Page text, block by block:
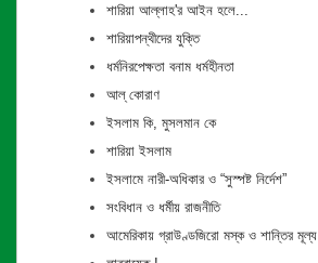
শারিয়া আল্লাহ'র আইন হলে...
শারিয়াপন্থীদের যুক্তি
ধর্মনিরপেক্ষতা বনাম ধর্মহীনতা
আল্ কোরাণ
ইসলাম কি, মুসলমান কে
শারিয়া ইসলাম
ইসলামে নারী-অধিকার ও “সুস্পষ্ট নির্দেশ”
সংবিধান ও ধর্মীয় রাজনীতি
আমেরিকায় গ্রাউণ্ডজিরো মস্ক ও শান্তির মূল্য